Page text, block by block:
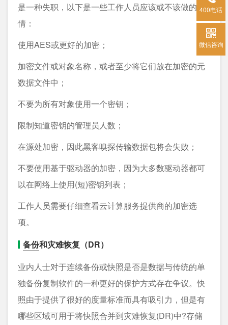
是一种失职，以下是一些工作人员应该或不该做的事
情：
使用AES或更好的加密；
加密文件或对象名称，或者至少将它们放在加密的元
数据文件中；
不要为所有对象使用一个密钥；
限制知道密钥的管理员人数；
在源处加密，因此黑客嗅探传输数据包将会失败；
不要使用基于驱动器的加密，因为大多数驱动器都可
以在网络上使用(短)密钥列表；
工作人员需要仔细查看云计算服务提供商的加密选
项。
备份和灾难恢复（DR）
业内人士对于连续备份或快照是否是数据与传统的单
独备份复制软件的一种更好的保护方式存在争议。快
照由于提供了很好的度量标准而具有吸引力，但是有
哪些区域可用于将快照合并到灾难恢复(DR)中?存储
400电话
微信咨询